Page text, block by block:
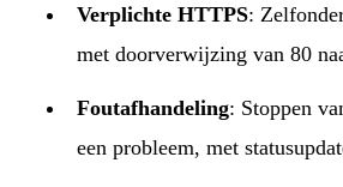
Verplichte HTTPS:
met doorverwijzing van 80
Foutafhandeling: Stoppen
een probleem, met